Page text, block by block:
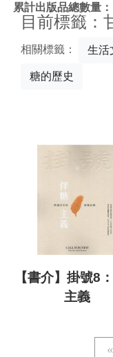
累計出版品總數量
目前標籤：
相關標籤： 生活
糖的歷史
【書介】掛號8
主義